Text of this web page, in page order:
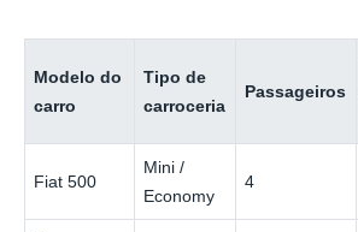
Modelo do
carro
Tipo de
carroceria
Passageiros
Fiat 500
Mini /
Economy
4